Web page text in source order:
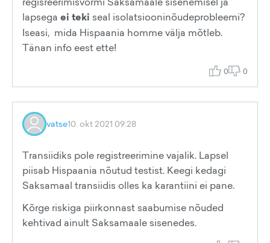
lapsega ei teki seal isolatsiooninõudeprobleemi?
Iseasi, mida Hispaania homme välja mõtleb.
Tänan info eest ette!
0 0
vatse10. okt 2021 09:28
Transiidiks pole registreerimine vajalik. Lapsel
piisab Hispaania nõutud testist. Keegi kedagi
Saksamaal transiidis olles ka karantiini ei pane.
Kõrge riskiga piirkonnast saabumise nõuded
kehtivad ainult Saksamaale sisenedes.